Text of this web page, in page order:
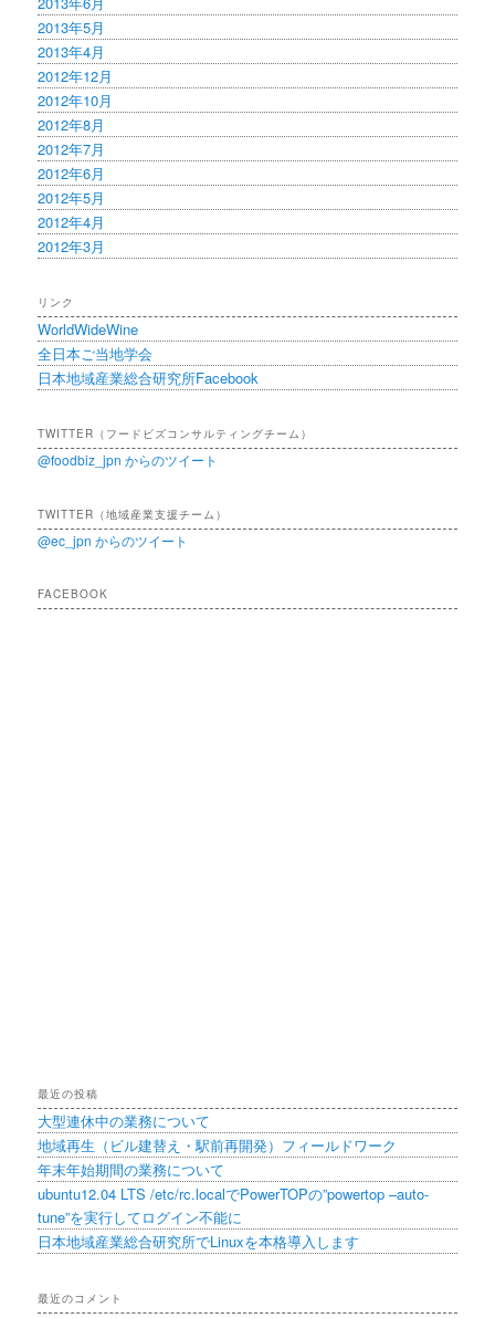
2013年5月
2013年4月
2012年12月
2012年10月
2012年8月
2012年7月
2012年6月
2012年5月
2012年4月
2012年3月
リンク
WorldWideWine
全日本ご当地学会
日本地域産業総合研究所Facebook
TWITTER（フードビズコンサルティングチーム）
@foodbiz_jpn からのツイート
TWITTER（地域産業支援チーム）
@ec_jpn からのツイート
FACEBOOK
最近の投稿
大型連休中の業務について
地域再生（ビル建替え・駅前再開発）フィールドワーク
年末年始期間の業務について
ubuntu12.04 LTS /etc/rc.localでPowerTOPの”powertop –auto-
tune”を実行してログイン不能に
日本地域産業総合研究所でLinuxを本格導入します
最近のコメント